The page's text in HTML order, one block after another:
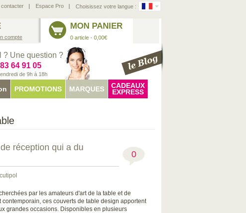
contacter Espace Pro Choisissez votre langue :
compte
MON PANIER
0 article - 0,00€
? Une question ?
64 91 05
de 9h à 18h
PROMOTIONS MARQUES
CADEAUX
EXPRESS
réception qui a du
cutipol
0
par les amateurs d'art de la table et de
ces couverts de table design apportent
grandes occasions. Disponibles en plusieurs